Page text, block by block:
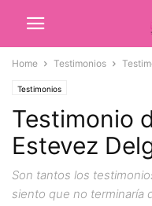
Home Testimonios
Testimonios
Testimonio
Estevez
Son tantos los
siento que no terminaría